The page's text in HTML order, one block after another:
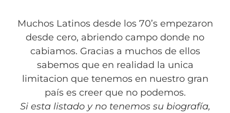
Muchos Latinos desde los 70’s empezaron
desde cero, abriendo campo donde no
cabiamos. Gracias a muchos de ellos
sabemos que en realidad la unica
limitacion que tenemos en nuestro gran
país es creer que no podemos.
Si esta listado y no tenemos su biografía,